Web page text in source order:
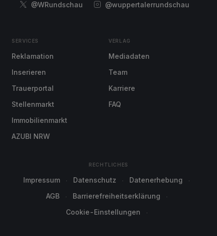
@WRundschau
@wuppertalerrundschau
SERVICES
Reklamation
Inserieren
Trauerportal
Stellenmarkt
Immobilienmarkt
AZUBI NRW
VERLAG
Mediadaten
Team
Karriere
FAQ
RECHTLICHES
Impressum Datenschutz
Datenerhebung
AGB
Barrierefreiheitserklärung
Cookie-Einstellungen